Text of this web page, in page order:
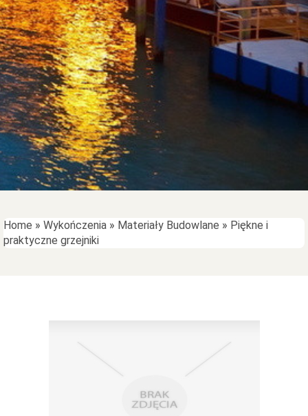
Home » Wykończenia » Materiały Budowlane » Piękne i
praktyczne grzejniki